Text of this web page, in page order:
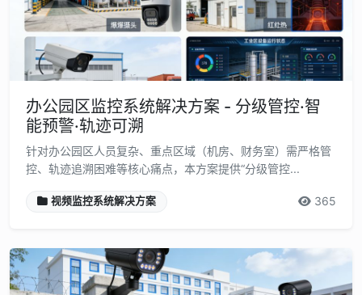
办公园区监控系统解决方案 - 分级管控·智
能预警·轨迹可溯
针对办公园区人员复杂、重点区域（机房、财务室）需严格管
控、轨迹追溯困难等核心痛点，本方案提供“分级管控...
视频监控系统解决方案 365